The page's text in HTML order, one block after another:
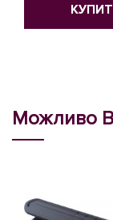
Можливо